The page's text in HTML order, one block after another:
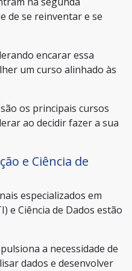
de se reinventar e se
encarar essa
um curso alinhado às
os principais cursos
ao decidir fazer a sua
e Ciência de
especializados em
e Ciência de Dados estão
a necessidade de
dados e desenvolver